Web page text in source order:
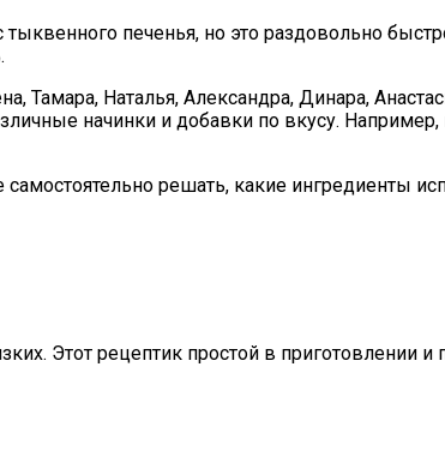
печенья, но это раздовольно
Тамара, Наталья, Александра, Динара,
начинки и добавки по вкусу.
решать, какие ингредиенты
Этот рецептик простой в приготовлении и